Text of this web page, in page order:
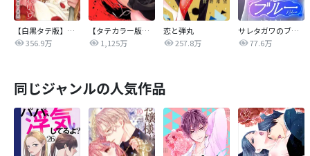
【白黒タテ版】孕むまで乱れいけ～身代わり花嫁と軍服の猛愛
356.9万
【タテカラー版】漣蒼士に処女を捧ぐ～さあ、じっくり愛でましょうか
1,125万
恋と弾丸
257.8万
サレタガワのブルー【タテヨミ】
77.6万
同じジャンルの人気作品